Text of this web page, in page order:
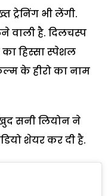
ट्रेनिंग भी लेंगी.
वाली है. दिलचस्प
हिस्सा स्पेशल
के हीरो का नाम
सनी लियोन ने
शेयर कर दी है.